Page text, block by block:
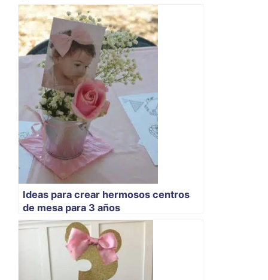
Ideas para crear hermosos centros
de mesa para 3 años